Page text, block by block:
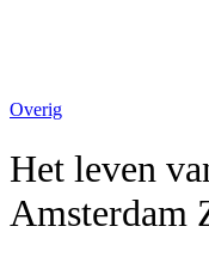
Overig
Het leven
Amsterdam